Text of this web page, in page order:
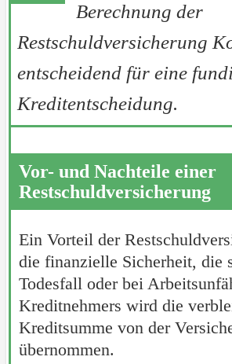
Berechnung der
Restschuldversicherung
entscheidend für eine
Kreditentscheidung.
Vor- und Nachteile einer
Restschuldversicherung
Ein Vorteil der
die finanzielle Sicherheit, die
Todesfall oder bei
Kreditnehmers wird die
Kreditsumme von der
übernommen.